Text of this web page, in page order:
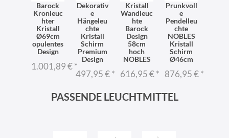
Barock
Kronleuc
hter
Kristall
Ø69cm
opulentes
Design
1.001,89 €*
Dekorativ
e
Hängeleu
chte
Kristall
Schirm
Premium
Design
497,95 €*
Kristall
Wandleuc
hte
Barock
Design
58cm
hoch
NOBLES
616,95 €*
Prunkvoll
e
Pendelleu
chte
NOBLES
Kristall
Schirm
Ø46cm
876,95 €*
PASSENDE LEUCHTMITTEL